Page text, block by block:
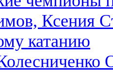
Ксения
катанию